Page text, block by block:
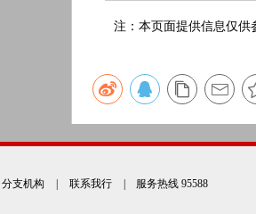
注：本页面提供信息仅供
分支机构 联系我行 | 服务热线 95588